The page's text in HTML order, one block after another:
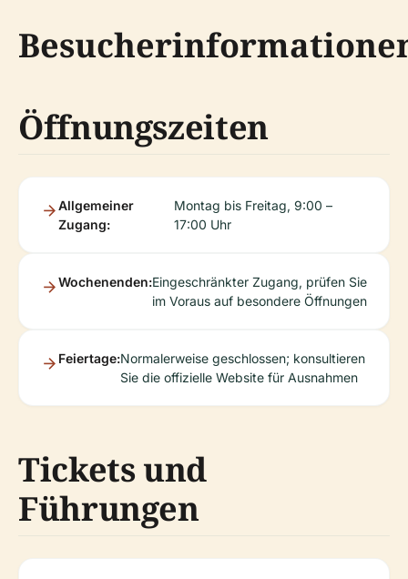
Öffnungszeiten
Allgemeiner
Zugang:
Montag bis Freitag, 9:00 –
17:00 Uhr
Wochenenden:Eingeschränkter Zugang, prüfen Sie
im Voraus auf besondere Öffnungen
Feiertage:Normalerweise geschlossen; konsultieren
Sie die offizielle Website für Ausnahmen
Tickets und
Führungen